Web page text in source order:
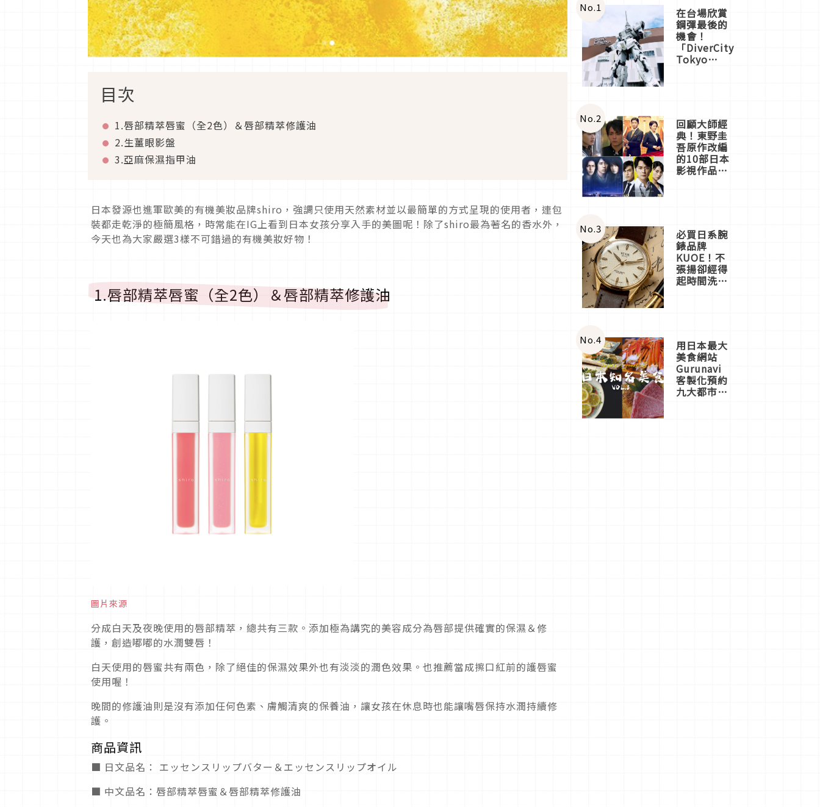
目次
1.唇部精萃唇蜜（全2色）＆唇部精萃修護油
2.生薑眼影盤
3.亞麻保濕指甲油
日本發源也進軍歐美的有機美妝品牌shiro，強調只使用天然素材並以最簡單的方式呈現的使用者，連包
裝都走乾淨的極簡風格，時常能在IG上看到日本女孩分享入手的美圖呢！除了shiro最為著名的香水外，
今天也為大家嚴選3樣不可錯過的有機美妝好物！
1.唇部精萃唇蜜（全2色）＆唇部精萃修護油
圖片來源
分成白天及夜晚使用的唇部精萃，總共有三款。添加極為講究的美容成分為唇部提供確實的保濕＆修
護，創造嘟嘟的水潤雙唇！
白天使用的唇蜜共有兩色，除了絕佳的保濕效果外也有淡淡的潤色效果。也推薦當成擦口紅前的護唇蜜
使用喔！
晚間的修護油則是沒有添加任何色素、膚觸清爽的保養油，讓女孩在休息時也能讓嘴唇保持水潤持續修
護。
商品資訊
■ 日文品名： エッセンスリップバター＆エッセンスリップオイル
■ 中文品名：唇部精萃唇蜜＆唇部精萃修護油
No.1 在台場欣賞
鋼彈最後的
機會！
「DiverCity
Tokyo
體驗
No.2 回顧大師經
典！東野圭
吾原作改編
的10部日本
影視作品推
No.3 必買日系腕
錶品牌
KUOE！不
張揚卻經得
起時間洗鍊
No.4 用日本最大
美食網站
Gurunavi
客製化預約
九大都市餐